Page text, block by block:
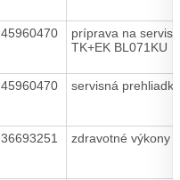
45960470
príprava na
TK+EK BL071KU
45960470 servisná
36693251 zdravotné výkony